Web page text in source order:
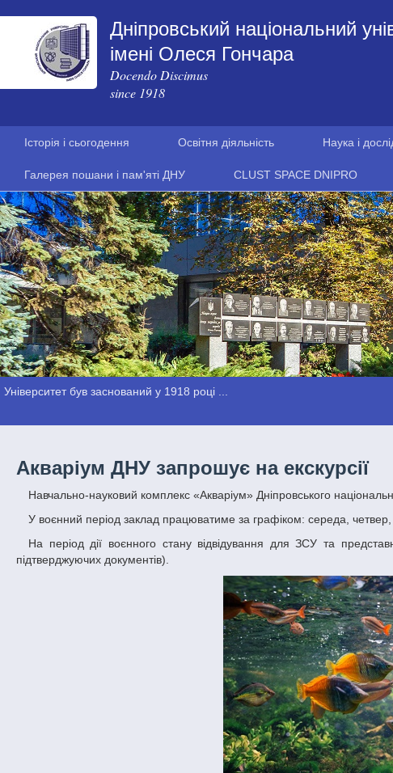
Дніпровський національний
імені Олеся Гончара
Docendo Discimus
since 1918
Історія і сьогодення Освітня діяльність Наука і
Галерея пошани і пам'яті ДНУ CLUST SPACE DNIPRO
Університет був заснований у 1918 році ...
Акваріум ДНУ запрошує на екскурсії
Навчально-науковий комплекс «Акваріум» Дніпровського
У воєнний період заклад працюватиме за графіком: середа,
На період дії воєнного стану відвідування для ЗСУ та представників територіальної оборони зробили безкоштовним (за пред’явленням
підтверджуючих документів).